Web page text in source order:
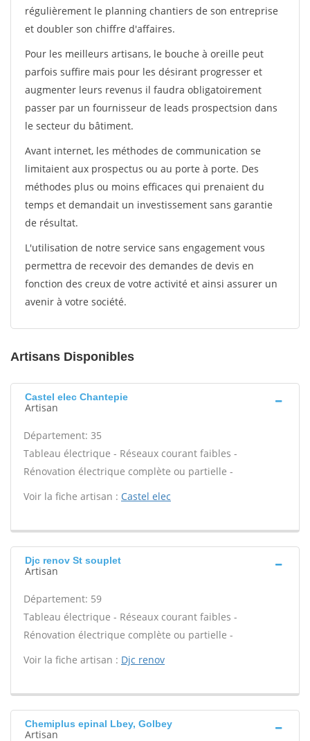
régulièrement le planning chantiers de son entreprise
et doubler son chiffre d'affaires.
Pour les meilleurs artisans, le bouche à oreille peut
parfois suffire mais pour les désirant progresser et
augmenter leurs revenus il faudra obligatoirement
passer par un fournisseur de leads prospectsion dans
le secteur du bâtiment.
Avant internet, les méthodes de communication se
limitaient aux prospectus ou au porte à porte. Des
méthodes plus ou moins efficaces qui prenaient du
temps et demandait un investissement sans garantie
de résultat.
L'utilisation de notre service sans engagement vous
permettra de recevoir des demandes de devis en
fonction des creux de votre activité et ainsi assurer un
avenir à votre société.
Artisans Disponibles
Castel elec Chantepie
Artisan
Département: 35
Tableau électrique - Réseaux courant faibles -
Rénovation électrique complète ou partielle -
Voir la fiche artisan : Castel elec
Djc renov St souplet
Artisan
Département: 59
Tableau électrique - Réseaux courant faibles -
Rénovation électrique complète ou partielle -
Voir la fiche artisan : Djc renov
Chemiplus epinal Lbey, Golbey
Artisan